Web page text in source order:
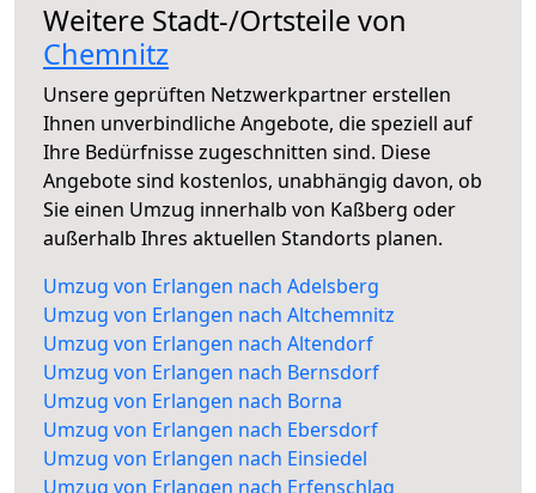
Weitere Stadt-/Ortsteile von
Chemnitz
Unsere geprüften Netzwerkpartner erstellen
Ihnen unverbindliche Angebote, die speziell auf
Ihre Bedürfnisse zugeschnitten sind. Diese
Angebote sind kostenlos, unabhängig davon, ob
Sie einen Umzug innerhalb von Kaßberg oder
außerhalb Ihres aktuellen Standorts planen.
Umzug von Erlangen nach Adelsberg
Umzug von Erlangen nach Altchemnitz
Umzug von Erlangen nach Altendorf
Umzug von Erlangen nach Bernsdorf
Umzug von Erlangen nach Borna
Umzug von Erlangen nach Ebersdorf
Umzug von Erlangen nach Einsiedel
Umzug von Erlangen nach Erfenschlag